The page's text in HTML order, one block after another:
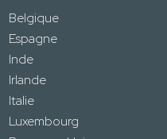
Belgique
Espagne
Inde
Irlande
Italie
Luxembourg